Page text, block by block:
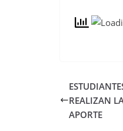
REALIZAN
APORTE